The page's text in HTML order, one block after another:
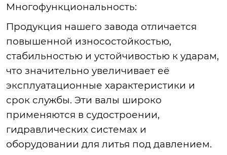
Многофункциональность:
Продукция нашего завода отличается
повышенной износостойкостью,
стабильностью и устойчивостью к ударам,
что значительно увеличивает её
эксплуатационные характеристики и
срок службы. Эти валы широко
применяются в судостроении,
гидравлических системах и
оборудовании для литья под давлением.